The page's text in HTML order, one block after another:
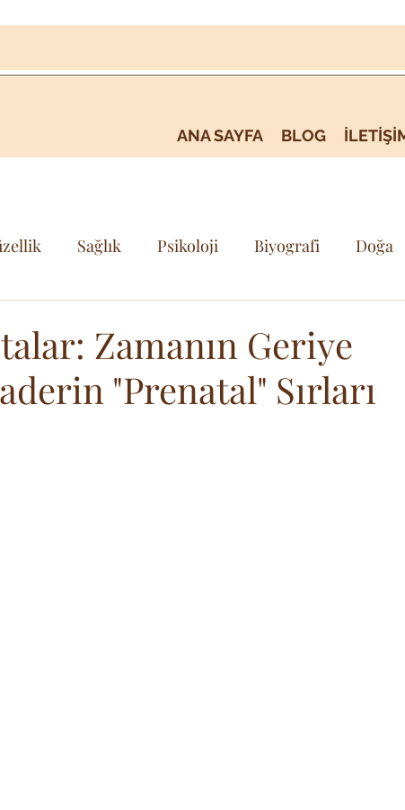
ANA SAYFA BLOG
Sağlık Psikoloji Biyografi Doğa
Sanat
Zamanın Geriye
"Prenatal" Sırları